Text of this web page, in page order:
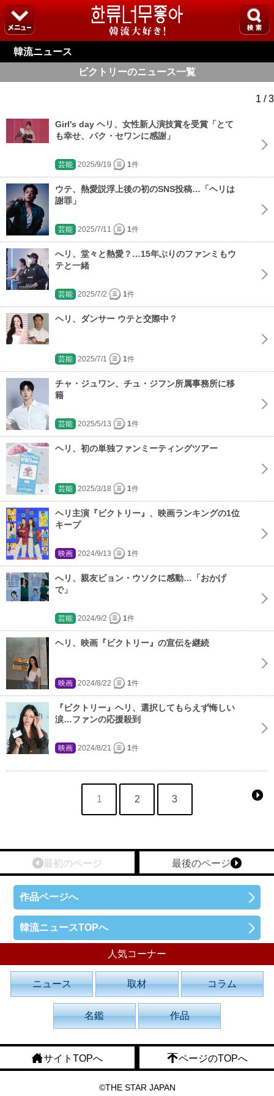
韓流ニュース
ビクトリーのニュース一覧
1 / 3
Girl's day ヘリ、女性新人演技賞を受賞「とて
も幸せ、パク・セワンに感謝」
芸能 2025/9/19 1件
ウテ、熱愛説浮上後の初のSNS投稿…「ヘリは
謝罪」
芸能 2025/7/11 1件
へリ、堂々と熱愛？…15年ぶりのファンミもウ
テと一緒
芸能 2025/7/2 1件
ヘリ、ダンサー ウテと交際中？
芸能 2025/7/1 1件
チャ・ジュワン、チュ・ジフン所属事務所に移
籍
芸能 2025/5/13 1件
ヘリ、初の単独ファンミーティングツアー
芸能 2025/3/18 1件
ヘリ主演『ビクトリー』、映画ランキングの1位
キープ
映画 2024/9/13 1件
へリ、親友ビョン・ウソクに感動…「おかげ
で」
芸能 2024/9/2 1件
ヘリ、映画『ビクトリー』の宣伝を継続
映画 2024/8/22 1件
『ビクトリー』ヘリ、選択してもらえず悔しい
涙…ファンの応援殺到
映画 2024/8/21 1件
1 2 3
最後のページ
最初のページ
作品ページへ
韓流ニュースTOPへ
人気コーナー
ニュース 取材 コラム
名鑑 作品
サイトTOPへ ページのTOPへ
©THE STAR JAPAN